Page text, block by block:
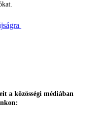
a közösségi médiában